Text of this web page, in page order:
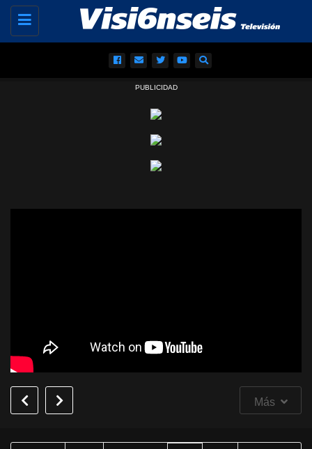
Toggle
navigation
PUBLICIDAD
Más